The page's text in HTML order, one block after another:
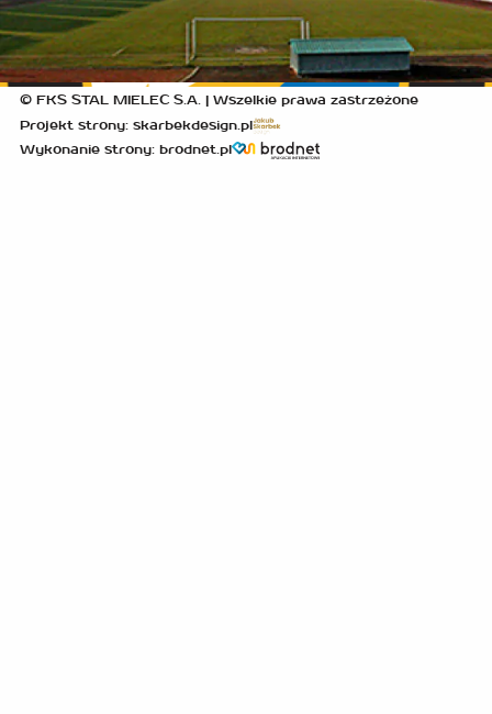
© FKS STAL MIELEC S.A. | Wszelkie prawa zastrzeżone
Projekt strony: skarbekdesign.pl
Wykonanie strony: brodnet.pl